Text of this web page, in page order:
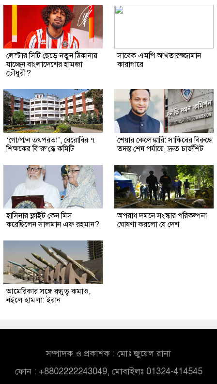
লেস্টার সিটি ছেড়ে নতুন ঠিকানায়
যাচ্ছেন বাংলাদেশের হামজা
চৌধুরী?
সাবেক এমপি আখতারুজ্জামান
কারাগারে
‘গো/প/ন তৎপরতা’, বেরোবির ৭
শিক্ষকের বি’রু’দ্ধে কমিটি
শেয়ার কেলেঙ্কারি: সাকিবের বিরুদ্ধে
তদন্ত শেষ পর্যায়ে, দ্রুত চার্জশিট
হাসিনার ফ্লাইট কেন মিস
করেছিলেন সালমান এফ রহমান?
অপরাধ দমনে সংস্কার পরিকল্পনা
ঘোষণা করলো যে দেশ
আমেরিকার সঙ্গে বন্ধুত্ব কমাও,
নইলে হামলা: ইরান
সম্পাদক ও প্রকাশক : মোঃ জুয়েল রানা
ফোন : +8802222243049, মোবাইলঃ 01324-414545